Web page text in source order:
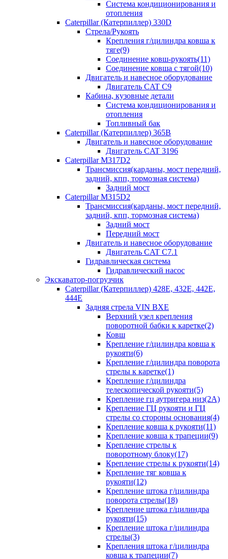
Система кондиционирования и
отопления
Caterpillar (Катерпиллер) 330D
Стрела/Рукоять
Крепления г/цилиндра ковша к
тяге(9)
Соединение ковш-рукоять(11)
Соединение ковша с тягой(10)
Двигатель и навесное оборудование
Двигатель CAT C9
Кабина, кузовные детали
Система кондиционирования и
отопления
Топливный бак
Caterpillar (Катерпиллер) 365B
Двигатель и навесное оборудование
Двигатель CAT 3196
Caterpillar M317D2
Трансмиссия(карданы, мост передний,
задний, кпп, тормозная система)
Задний мост
Caterpillar M315D2
Трансмиссия(карданы, мост передний,
задний, кпп, тормозная система)
Задний мост
Передний мост
Двигатель и навесное оборудование
Двигатель CAT C7.1
Гидравлическая система
Гидравлический насос
Экскаватор-погрузчик
Caterpillar (Катерпиллер) 428E, 432E, 442E,
444E
Задняя стрела VIN BXE
Верхний узел крепления
поворотной бабки к каретке(2)
Ковш
Крепление г/цилиндра ковша к
рукояти(6)
Крепление г/цилиндра поворота
стрелы к каретке(1)
Крепление г/цилиндра
телескопической рукояти(5)
Крепление гц аутригера низ(2А)
Крепление ГЦ рукояти и ГЦ
стрелы со стороны основания(4)
Крепление ковша к рукояти(11)
Крепление ковша к трапеции(9)
Крепление стрелы к
поворотному блоку(17)
Крепление стрелы к рукояти(14)
Крепление тяг ковша к
рукояти(12)
Крепление штока г/цилиндра
поворота стрелы(18)
Крепление штока г/цилиндра
рукояти(15)
Крепление штока г/цилиндра
стрелы(3)
Крепления штока г/цилиндра
ковша к трапеции(7)